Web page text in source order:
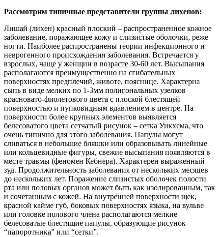
Рассмотрим типичные представители группы лихенов:
Лишай (лихен) красный плоский – распространенное кожное
заболевание, поражающее кожу и слизистые оболочки, реже
ногти. Наиболее распространены теории инфекционного и
неврогенного происхождения заболевания. Встречается у
взрослых, чаще у женщин в возрасте 30-60 лет. Высыпания
располагаются преимущественно на сгибательных
поверхностях предплечий, животе, пояснице. Характерна
сыпь в виде мелких по 1-3мм полигональных узелков
красновато-фиолетового цвета с плоской блестящей
поверхностью и пупковидным вдавлением в центре. На
поверхности более крупных элементов выявляется
белесоватого цвета сетчатый рисунок – сетка Уикхема, что
очень типично для этого заболевания. Папулы могут
сливаться в небольшие бляшки или образовывать линейные
или кольцевидные фигуры, свежие высыпания появляются в
месте травмы (феномен Кебнера). Характерен выраженный
зуд. Продолжительность заболевания от нескольких месяцев
до нескольких лет. Поражение слизистых оболочек полости
рта или половых органов может быть как изолированным, так
и сочетанным с кожей. На внутренней поверхности щек,
красной кайме губ, боковых поверхностях языка, на вульве
или головке полового члена располагаются мелкие
белесоватые блестящие папулы, образующие рисунок
“папоротника” или “сетки”.